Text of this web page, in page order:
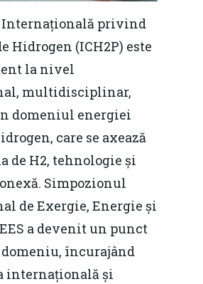
Internațională privind
Hidrogen (ICH2P) este
la nivel
multidisciplinar,
domeniul energiei
care se axează
de H2, tehnologie și
Simpozionul
de Exergie, Energie și
a devenit un punct
încurajând
internațională și